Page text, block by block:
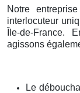
Notre
interlocuteur
Île-de-
agissons
Le